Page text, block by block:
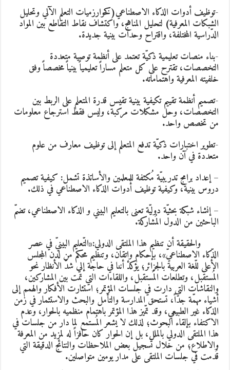
أدوات الذكاء الاصطناعي(كخوارزميات التعلم الآلي وتحليل
المعرفية) لتحليل المناهج، واكتشاف نقاط التقاطع بين المواد
المختلفة، واقتراح وحدات بينية جديدة.
منصات تعليمية ذكيّة تعتمد على أنظمة توصية متعددة
تقترح على كل متعلم مساراً تعليمياً بينياً مخصصاً وفق
المعرفية واهتماماته.
أنظمة تقييم تكيفية بينية تقيس قدرة المتعلم على الربط بين
وحل مشكلات مركبة، وليس فقط استرجاع معلومات
تخصص واحد.
اختبارات ذكيّة تدفع المتعلم إلى توظيف معارف من علوم
في آن واحد.
إعداد برامج تدريبيّة مُكثفة للمعلمين والأساتذة تشمل: كيفية تصميم
بينية، وكيفية توظيف أدوات الذكاء الاصطناعي في ذلك.
إنشاء شبكة بحثيّة دوليّة تعنى بالتعليم البيني و الذكاء الاصطناعي، تضمّ
من الدول المُشاركة.
أن تنظيم هذا الملتقى الدولي:«التّعليم البينيّ في عصر
الاصطناعيّ»، بإحكام وإتقان، وتنظيم محكم من لدن المجلس
للّغة العربية بالجزائر؛يؤكد أننا في حاجة إلى شدّ الأنظار نحو
وتطلعات المُستقبل، واللقاءات التي تمّت بين المشاركين،
التي دارت في جلسات المؤتمر؛استثارت الأفكار والهمم إلى
مهمّة جداً، تستحق المدارسة والتأمل والبحث والاستثمار في زمن
غير الطبيعي، وقد تمّيز هذا المؤتمر باهتمام منظميه بالحوار، وعدم
بإلقاء البحوث؛ لذلك لا يشعر المُستمع لما دار من جلسات في
الملتقى الدولي بالملل، بل إن الحوار كان حافزاً له لمزيد من المعرفة
من خلال تسجيل بعض الملاحظات والنتائج الدقيقة التي
في جلسات الملتقى على مدار يومين متواصلين.